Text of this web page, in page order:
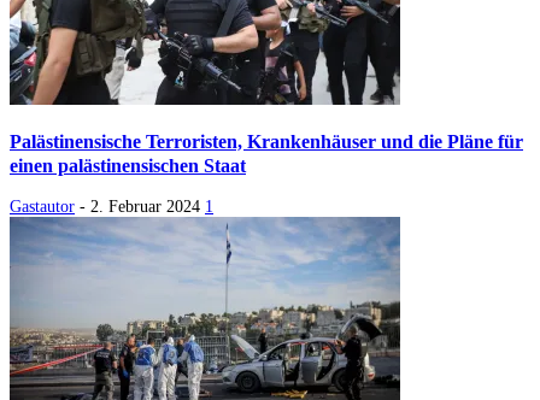
Palästinensische Terroristen, Krankenhäuser und die Pläne für
einen palästinensischen Staat
Gastautor - 2. Februar 2024 1